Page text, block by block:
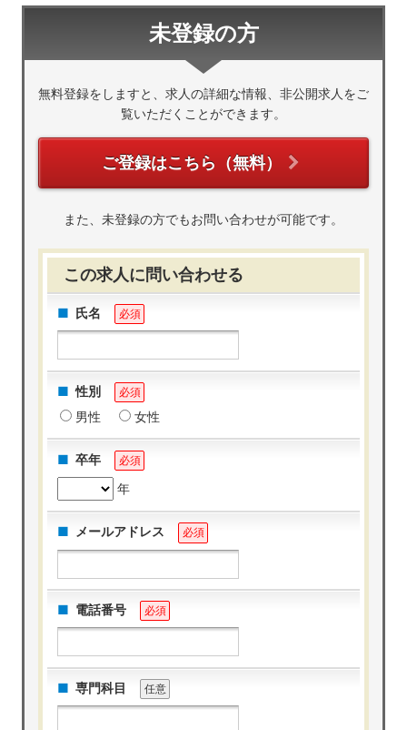
未登録の方
無料登録をしますと、求人の詳細な情報、非公開求人をご
覧いただくことができます。
ご登録はこちら（無料）
また、未登録の方でもお問い合わせが可能です。
この求人に問い合わせる
氏名 必須
性別 必須
男性 女性
卒年 必須
年
メールアドレス 必須
電話番号 必須
専門科目 任意